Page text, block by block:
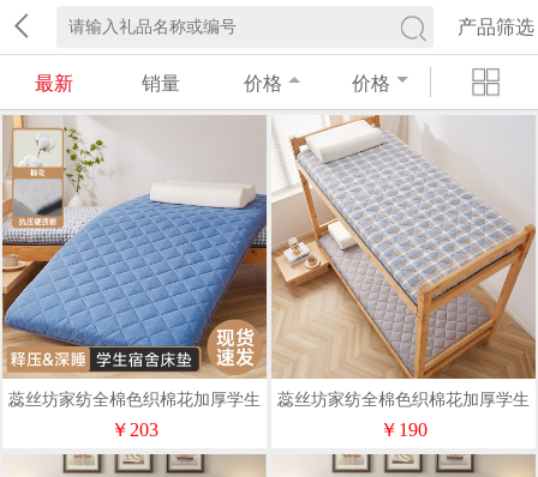
产品筛选
最新 销量 价格 价格
蕊丝坊家纺全棉色织棉花加厚学生
床垫(厚度6厘米)
￥203
蕊丝坊家纺全棉色织棉花加厚学生
床垫(厚度4厘米)
￥190